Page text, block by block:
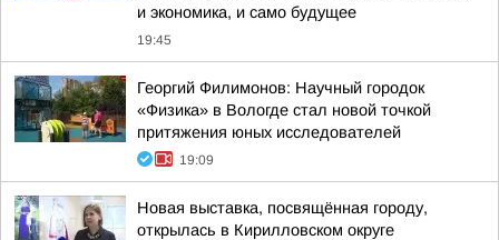
и экономика, и само будущее
19:45
Георгий Филимонов: Научный городок
«Физика» в Вологде стал новой точкой
притяжения юных исследователей
19:09
Новая выставка, посвящённая городу,
открылась в Кирилловском округе